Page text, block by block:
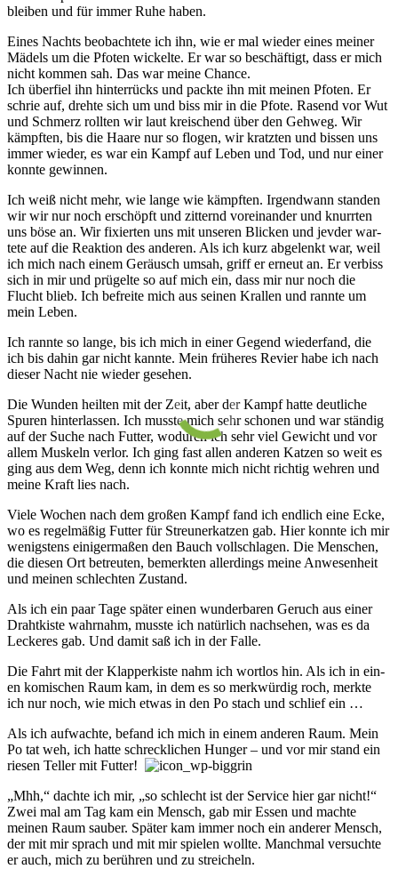
blei­ben und für immer Ruhe haben.
Eines Nachts be­ob­ach­tete ich ihn, wie er mal wieder ein­es mein­er
Mä­dels um die Pfo­ten wick­el­te. Er war so be­schäf­tigt, dass er mich
nicht kom­men sah. Das war meine Chance.
Ich über­fiel ihn hin­ter­rücks und packte ihn mit mein­en Pfo­ten. Er
schrie auf, drehte sich um und biss mir in die Pfote. Ra­send vor Wut
und Schmerz roll­ten wir laut krei­schend über den Geh­weg. Wir
kämpf­ten, bis die Haa­re nur so flo­gen, wir kratz­ten und bis­sen uns
imm­er wie­der, es war ein Kampf auf Le­ben und Tod, und nur ein­er
kon­nte ge­winnen.
Ich weiß nicht mehr, wie lange wie kämpf­ten. Ir­gend­wann stan­den
wir wir nur noch er­schöpft und zitt­ernd vor­ein­an­der und knurr­ten
uns böse an. Wir fix­ier­ten uns mit un­ser­en Blick­en und jevder war­
tete auf die Reak­tion des an­der­en. Als ich kurz ab­ge­lenkt war, weil
ich mich nach ein­em Ge­räusch um­sah, griff er er­neut an. Er ver­biss
sich in mir und prü­gel­te so auf mich ein, dass mir nur noch die
Flucht blieb. Ich be­frei­te mich aus seinen Krall­en und rann­te um
mein Leben.
Ich rannte so lange, bis ich mich in einer Ge­gend wie­der­fand, die
ich bis da­hin gar nicht kann­te. Mein früh­er­es Re­vier habe ich nach
die­ser Nacht nie wieder ge­sehen.
Die Wunden heil­ten mit der Zeit, aber der Kampf hatte deut­liche
Spu­ren hin­ter­las­sen. Ich musste mich sehr scho­nen und war stän­dig
auf der Suche nach Futt­er, wo­durch ich sehr viel Ge­wicht und vor
all­em Mus­keln ver­lor. Ich ging fast all­en an­der­en Katz­en so weit es
ging aus dem Weg, denn ich konn­te mich nicht rich­tig wehr­en und
meine Kraft lies nach.
Viele Wochen nach dem groß­en Kampf fand ich end­lich eine Ecke,
wo es re­gel­mä­ßig Futt­er für Streu­ner­katz­en gab. Hier konnte ich mir
wenigs­tens ein­iger­maß­en den Bauch voll­schla­gen. Die Mensch­en,
die die­sen Ort be­treu­ten, be­merk­ten all­er­dings meine An­we­sen­heit
und mein­en schlech­ten Zu­stand.
Als ich ein paar Tage spä­ter ein­en wun­der­ba­ren Ge­ruch aus einer
Draht­kiste wahr­nahm, musste ich na­tür­lich nach­seh­en, was es da
Leck­er­es gab. Und damit saß ich in der Falle.
Die Fahrt mit der Klap­per­kiste nahm ich wort­los hin. Als ich in ein­
en kom­isch­en Raum kam, in dem es so merk­wür­dig roch, merkte
ich nur noch, wie mich etwas in den Po stach und schlief ein …
Als ich auf­wachte, be­fand ich mich in ein­em an­der­en Raum. Mein
Po tat weh, ich hatte schreck­lich­en Hunger – und vor mir stand ein
rie­sen Tell­er mit Futt­er!
„Mhh,“ dachte ich mir, „so schlecht ist der Service hier gar nicht!“
Zwei mal am Tag kam ein Mensch, gab mir Essen und mach­te
mein­en Raum sau­ber. Später kam im­mer noch ein an­der­er Mensch,
der mit mir sprach und mit mir spie­len woll­te. Manch­mal ver­such­te
er auch, mich zu be­rühr­en und zu streich­eln.